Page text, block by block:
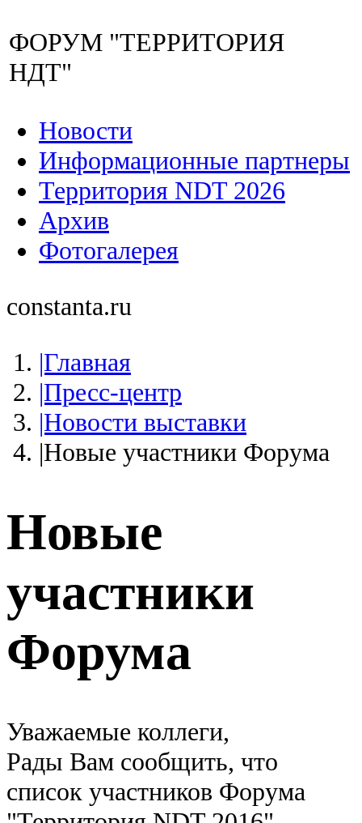
ФОРУМ "ТЕРРИТОРИЯ
НДТ"
Новости
Информационные партнеры
Территория NDT 2026
Архив
Фотогалерея
constanta.ru
|Главная
|Пресс-центр
|Новости выставки
|Новые участники Форума
Новые
участники
Форума
Уважаемые коллеги,
Рады Вам сообщить, что
список участников Форума